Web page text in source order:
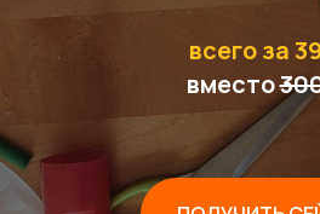
всего за
вместо